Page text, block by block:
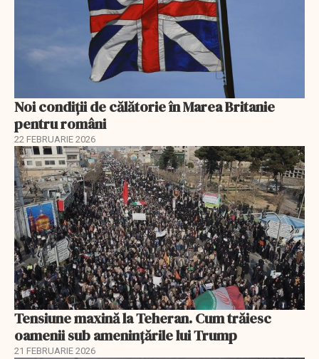
Noi condiții de călătorie în Marea Britanie
pentru români
22 FEBRUARIE 2026
Tensiune maxină la Teheran. Cum trăiesc
oamenii sub amenințările lui Trump
21 FEBRUARIE 2026